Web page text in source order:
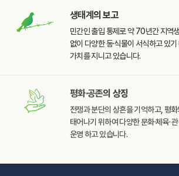
생태계의 보고
민간인 출입 통제로 약 70년간지역
없이 다양한 동·식물이 서식하고있기
가치를 지니고 있습니다.
평화·공존의 상징
전쟁과 분단의 상흔을기억하고, 평화
태어나기위하여 다양한 문화·체육·
운영하고 있습니다.